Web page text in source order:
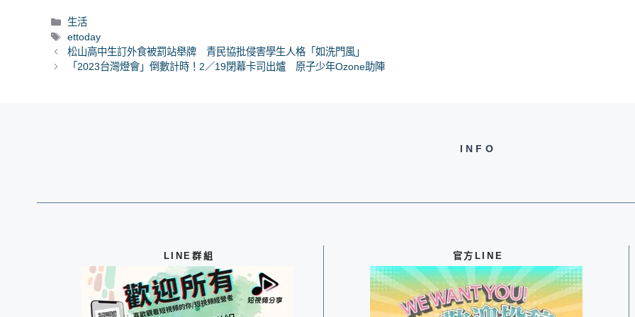
分
類
生活
標
籤
ettoday
松山高中生訂外食被罰站舉牌 青民協批侵害學生人格「如洗門風」
「2023台灣燈會」倒數計時！2／19閉幕卡司出爐 原子少年Ozone助陣
INFO
LINE群組 官方LINE